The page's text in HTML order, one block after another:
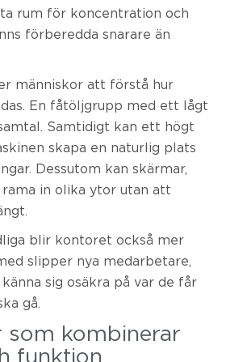
rum för koncentration och
förberedda snarare än
människor att förstå hur
En fåtöljgrupp med ett lågt
Samtidigt kan ett högt
skapa en naturlig plats
Dessutom kan skärmar,
in olika ytor utan att
blir kontoret också mer
slipper nya medarbetare,
sig osäkra på var de får
gå.
som kombinerar
funktion